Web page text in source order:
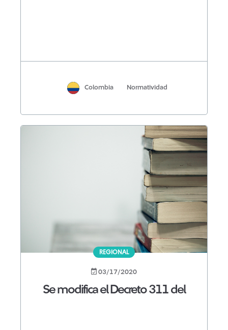
Colombia Normatividad
REGIONAL
03/17/2020
Se modifica el Decreto 311 del